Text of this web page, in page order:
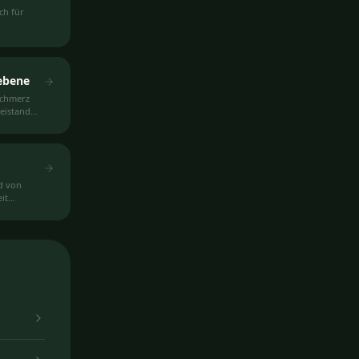
für
von